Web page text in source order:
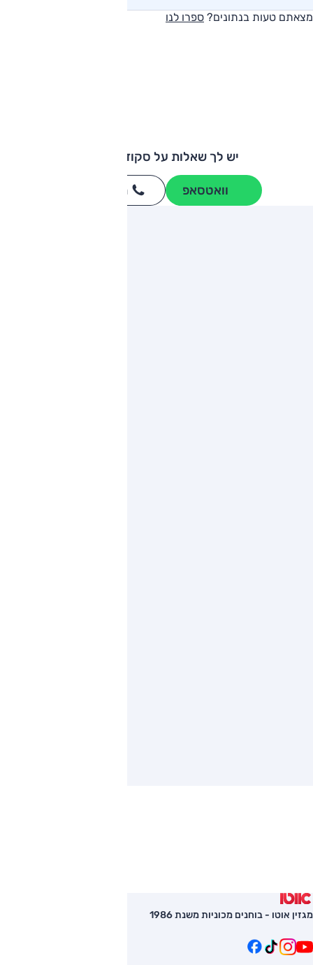
מצאתם טעות בנתונים? ספרו לנו
יש לך שאלות על סקודה ראפיד?
וואטסאפ חייגו
מותגים מתחרים
מגזין אוטו - בוחנים מכוניות משנת 1986